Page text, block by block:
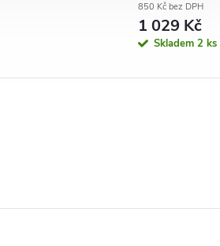
850 Kč bez DPH
1 029 Kč
Skladem 2 ks